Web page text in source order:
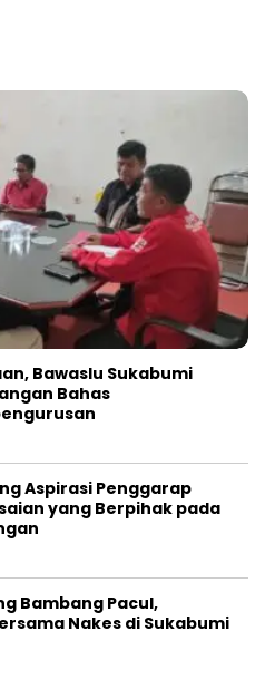
Bawaslu Sukabumi
Bahas
Aspirasi Penggarap
yang Berpihak pada
Bambang Pacul,
Nakes di Sukabumi